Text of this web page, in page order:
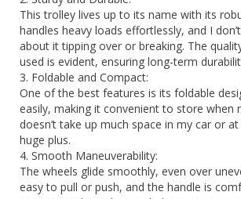
This trolley lives up to its name with its
handles heavy loads effortlessly, and I
about it tipping over or breaking. The
used is evident, ensuring long-term
3. Foldable and Compact:
One of the best features is its foldable
easily, making it convenient to store when
doesn’t take up much space in my car or
huge plus.
4. Smooth Maneuverability:
The wheels glide smoothly, even over
easy to pull or push, and the handle is